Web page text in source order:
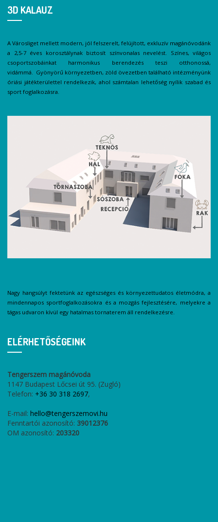
3D KALAUZ
A Városliget mellett modern, jól felszerelt, felújított, exkluzív magánóvodánk
a 2,5-7 éves korosztálynak biztosít színvonalas nevelést. Színes, világos
csoportszobáinkat harmonikus berendezés teszi otthonossá,
vidámmá. Gyönyörű környezetben, zöld övezetben található intézményünk
óriási játékterülettel rendelkezik, ahol számtalan lehetőség nyílik szabad és
sport foglalkozásra.
Nagy hangsúlyt fektetünk az egészséges és környezettudatos életmódra, a
mindennapos sportfoglalkozásokra és a mozgás fejlesztésére, melyekre a
tágas udvaron kívül egy hatalmas tornaterem áll rendelkezésre.
ELÉRHETŐSÉGEINK
Tengerszem magánóvoda
1147 Budapest Lőcsei út 95. (Zugló)
Telefon: +36 30 318 2697,
E-mail: hello@tengerszemovi.hu
Fenntartói azonosító: 39012376
OM azonosító: 203320